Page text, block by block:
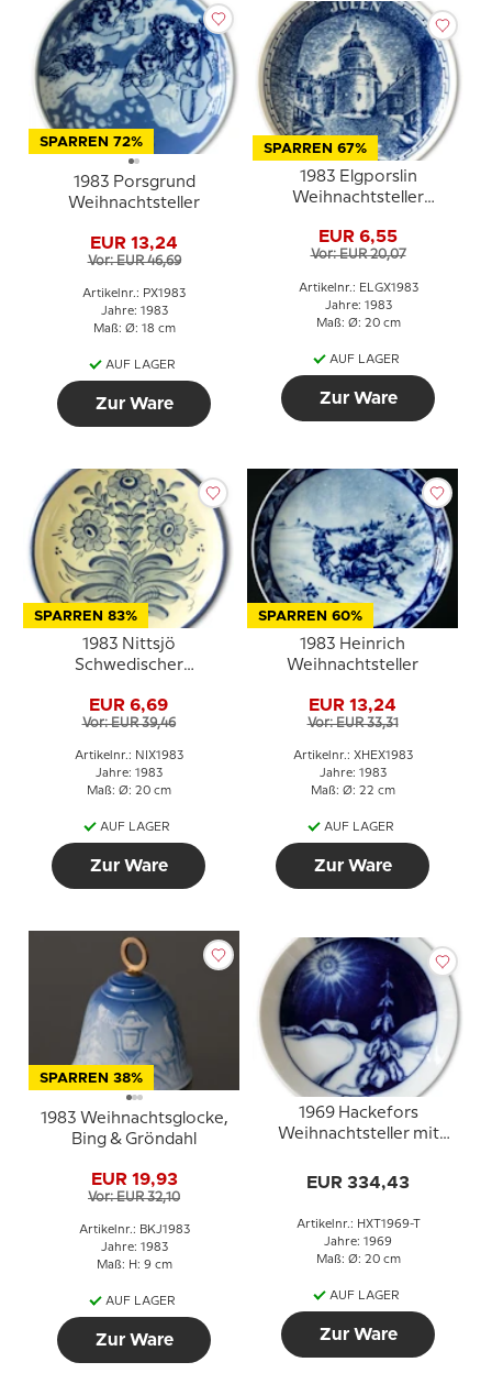
SPARREN 72%
1983 Porsgrund
Weihnachtsteller
EUR 13,24
Vor: EUR 46,69
Artikelnr.: PX1983
Jahre: 1983
Maß: Ø: 18 cm
AUF LAGER
Zur Ware
SPARREN 67%
1983 Elgporslin
Weihnachtsteller
EUR 6,55
Vor: EUR 20,07
Artikelnr.: ELGX1983
Jahre: 1983
Maß: Ø: 20 cm
AUF LAGER
Zur Ware
SPARREN 83%
1983 Nittsjö
Schwedischer
EUR 6,69
Vor: EUR 39,46
Artikelnr.: NIX1983
Jahre: 1983
Maß: Ø: 20 cm
AUF LAGER
Zur Ware
SPARREN 60%
1983 Heinrich
Weihnachtsteller
EUR 13,24
Vor: EUR 33,31
Artikelnr.: XHEX1983
Jahre: 1983
Maß: Ø: 22 cm
AUF LAGER
Zur Ware
SPARREN 38%
1983 Weihnachtsglocke,
Bing & Gröndahl
EUR 19,93
Vor: EUR 32,10
Artikelnr.: BKJ1983
Jahre: 1983
Maß: H: 9 cm
AUF LAGER
Zur Ware
1969 Hackefors
Weihnachtsteller mit
EUR 334,43
Artikelnr.: HXT1969-T
Jahre: 1969
Maß: Ø: 20 cm
AUF LAGER
Zur Ware